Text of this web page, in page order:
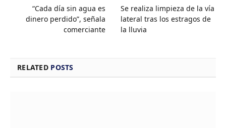
“Cada día sin agua es
dinero perdido”, señala
comerciante
Se realiza limpieza de la vía
lateral tras los estragos de
la lluvia
RELATED POSTS